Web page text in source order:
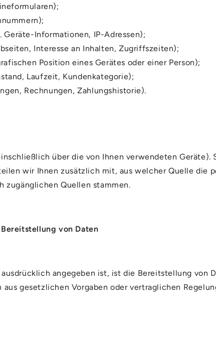
Informationen, IP-Adressen);
Interesse an Inhalten, Zugriffszeiten);
Position eines Gerätes oder einer Person);
Laufzeit, Kundenkategorie);
Rechnungen, Zahlungshistorie).
über die von Ihnen verwendeten Geräte).
wir Ihnen zusätzlich mit, aus welcher Quelle die
zugänglichen Quellen stammen.
von Daten
angegeben ist, ist die Bereitstellung von
gesetzlichen Vorgaben oder vertraglichen